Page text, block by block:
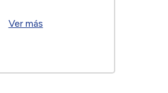
Ver más